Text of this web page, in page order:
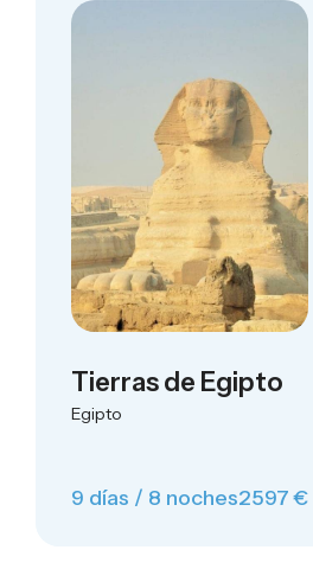
Tierras de Egipto
Egipto
9 días / 8 noches2597 €